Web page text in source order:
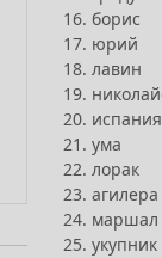
16. борис
17. юрий
18. лавин
19.
20. испания
21. ума
22. лорак
23. агилера
24. маршал
25. укупник